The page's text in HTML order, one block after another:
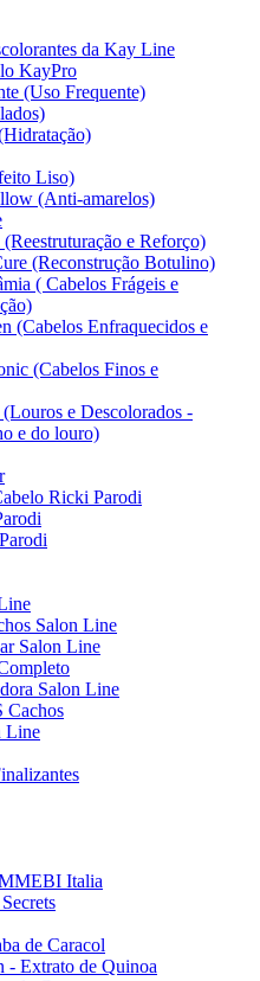
da Kay Line
KayPro
(Uso Frequente)
Liso)
(Anti-amarelos)
e Reforço)
(Reconstrução Botulino)
( Cabelos Frágeis e
(Cabelos Enfraquecidos e
(Cabelos Finos e
e Descolorados -
e do louro)
Ricki Parodi
Salon Line
Salon Line
Salon Line
Cachos
Line
Italia
de Caracol
- Extrato de Quinoa